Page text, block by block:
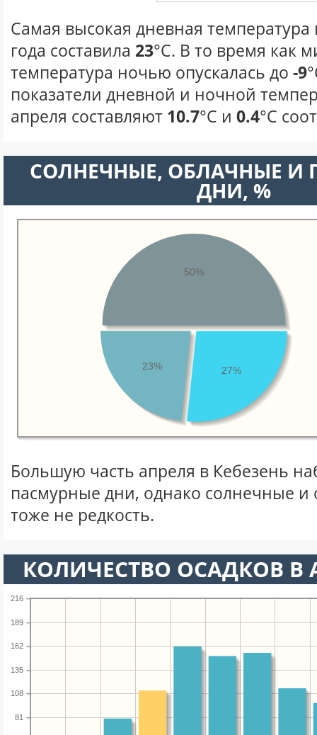
Самая высокая дневная температура
года составила 23°С. В то время как
температура ночью опускалась до -9
показатели дневной и ночной
апреля составляют 10.7°С и 0.4°С
CОЛНЕЧНЫЕ, ОБЛАЧНЫЕ И
ДНИ, %
27%
23%
50%
Большую часть апреля в Кебезень
пасмурные дни, однако солнечные
тоже не редкость.
КОЛИЧЕСТВО ОСАДКОВ В
81
108
135
162
189
216